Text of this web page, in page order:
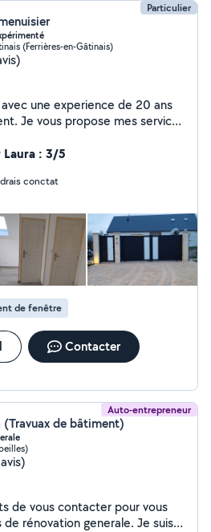
Particulier
(Ferrières-en-Gâtinais)
Je vous propose mes services
pose de
La pose de clôture, portail et
d ouvrage maçonné .
soigné et délais
Laura : 3/5
conctat
de fenêtre
Contacter
Auto-entrepreneur
de bâtiment)
de vous contacter pour vous
generale. Je suis